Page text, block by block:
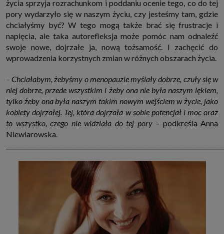
życia sprzyja rozrachunkom i poddaniu ocenie tego, co do tej
pory wydarzyło się w naszym życiu, czy jesteśmy tam, gdzie
chciałyśmy być? W tego mogą także brać się frustracje i
napięcia, ale taka autorefleksja może pomóc nam odnaleźć
swoje nowe, dojrzałe ja, nową tożsamość. I zachęcić do
wprowadzenia korzystnych zmian w różnych obszarach życia.
– Chciałabym, żebyśmy o menopauzie myślały dobrze, czuły się w
niej dobrze, przede wszystkim i żeby ona nie była naszym lękiem,
tylko żeby ona była naszym takim nowym wejściem w życie, jako
kobiety dojrzałej. Tej, która dojrzała w sobie potencjał i moc oraz
to wszystko, czego nie widziała do tej pory– podkreśla Anna
Niewiarowska.